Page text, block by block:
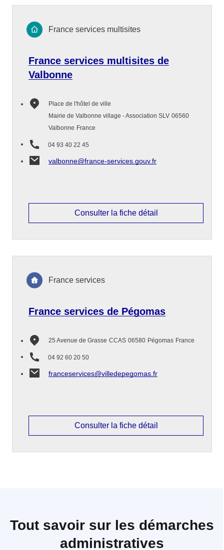
France services multisites de
Valbonne
Place de l'hôtel de ville
Mairie de Valbonne village - Association SLV 06560
Valbonne France
04 93 40 22 45
valbonne@france-services.gouv.fr
France services multisites
Consulter la fiche détail
France services de Pégomas
25 Avenue de Grasse CCAS 06580 Pégomas France
04 92 60 20 50
franceservices@villedepegomas.fr
France services
Consulter la fiche détail
Tout savoir sur les démarches
administratives